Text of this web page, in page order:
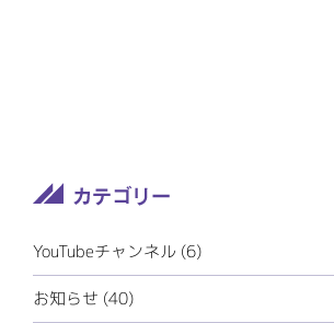
YouTubeチャンネル (6)
お知らせ (40)